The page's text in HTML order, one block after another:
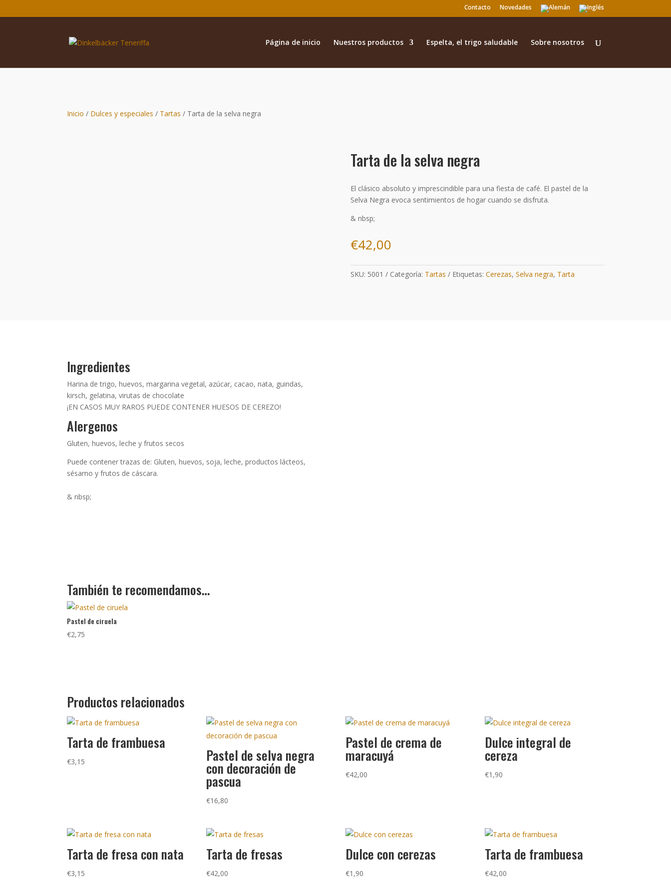
Contacto Novedades
Página de inicio Nuestros productos Espelta, el trigo saludable Sobre nosotros
Inicio / Dulces y especiales / Tartas / Tarta de la selva negra
Tarta de la selva negra
El clásico absoluto y imprescindible para una fiesta de café. El pastel de la
Selva Negra evoca sentimientos de hogar cuando se disfruta.
& nbsp;
€42,00
SKU: 5001 Categoría: Tartas Etiquetas: Cerezas, Selva negra, Tarta
Ingredientes
Harina de trigo, huevos, margarina vegetal, azúcar, cacao, nata, guindas,
kirsch, gelatina, virutas de chocolate
¡EN CASOS MUY RAROS PUEDE CONTENER HUESOS DE CEREZO!
Alergenos
Gluten, huevos, leche y frutos secos
Puede contener trazas de: Gluten, huevos, soja, leche, productos lácteos,
sésamo y frutos de cáscara.
& nbsp;
También te recomendamos…
Pastel de ciruela
€2,75
Productos relacionados
Tarta de frambuesa
€3,15 Pastel de selva negra
con decoración de
pascua
€16,80
Pastel de crema de
maracuyá
€42,00
Dulce integral de
cereza
€1,90
Tarta de fresa con nata
€3,15
Tarta de fresas
€42,00
Dulce con cerezas
€1,90
Tarta de frambuesa
€42,00